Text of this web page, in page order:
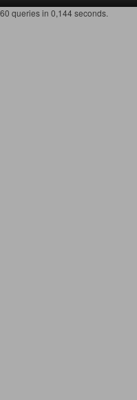
60 queries in 0,144 seconds.